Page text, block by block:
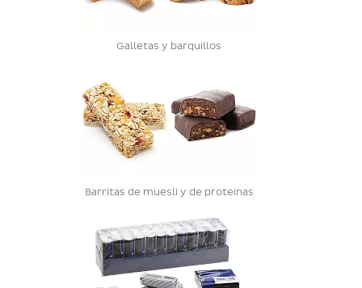
Galletas y barquillos
Barritas de muesli y de proteínas